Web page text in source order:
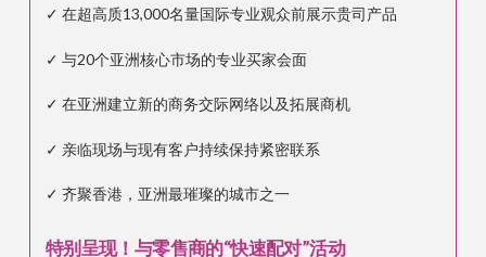
✓ 在超高质13,000名量国际专业观众前展示贵司产品
✓ 与20个亚洲核心市场的专业买家会面
✓ 在亚洲建立新的商务交际网络以及拓展商机
✓ 亲临现场与现有客户持续保持紧密联系
✓ 齐聚香港，亚洲最璀璨的城市之一
特别呈现！与零售商的“快速配对”活动